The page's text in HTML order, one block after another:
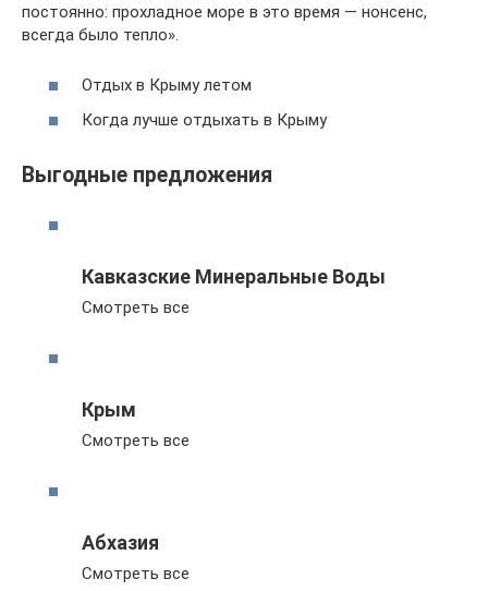
постоянно: прохладное море в это время — нонсенс,
всегда было тепло».
Отдых в Крыму летом
Когда лучше отдыхать в Крыму
Выгодные предложения
Кавказские Минеральные Воды
Смотреть все
Крым
Смотреть все
Абхазия
Смотреть все